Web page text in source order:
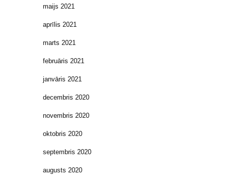
maijs 2021
aprīlis 2021
marts 2021
februāris 2021
janvāris 2021
decembris 2020
novembris 2020
oktobris 2020
septembris 2020
augusts 2020